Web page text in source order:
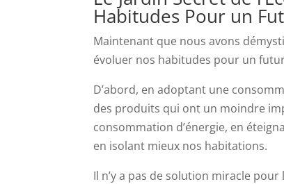
Habitudes Pour un
Maintenant que nous avons
évoluer nos habitudes pour un
D’abord, en adoptant une
des produits qui ont un moindre
consommation d’énergie, en
en isolant mieux nos habitations.
Il n’y a pas de solution miracle